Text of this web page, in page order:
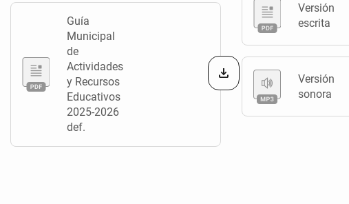
Guía
Municipal
de
Actividades
y Recursos
Educativos
2025-2026
def.
Versión
escrita
Versión
sonora